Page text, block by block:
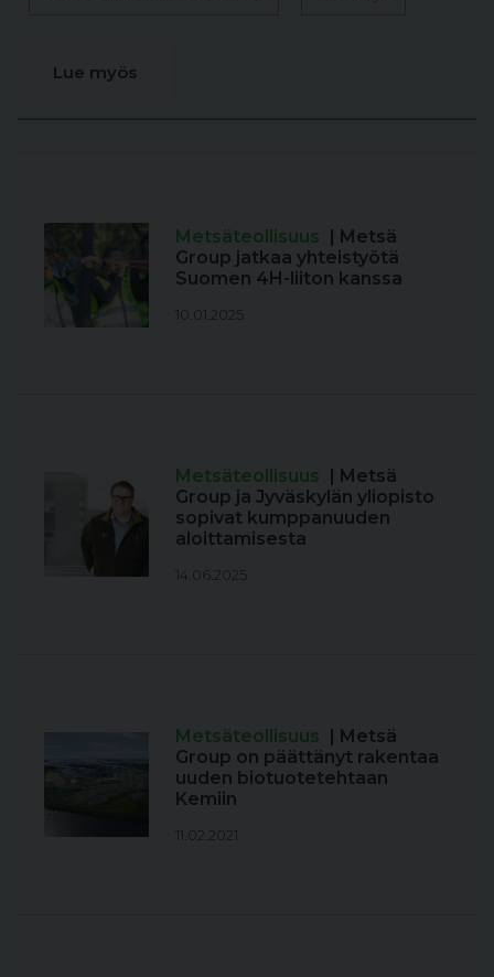
Lue myös
Metsäteollisuus | Metsä
Group jatkaa yhteistyötä
Suomen 4H-liiton kanssa
10.01.2025
Metsäteollisuus | Metsä
Group ja Jyväskylän yliopisto
sopivat kumppanuuden
aloittamisesta
14.06.2025
Metsäteollisuus | Metsä
Group on päättänyt rakentaa
uuden biotuotetehtaan
Kemiin
11.02.2021